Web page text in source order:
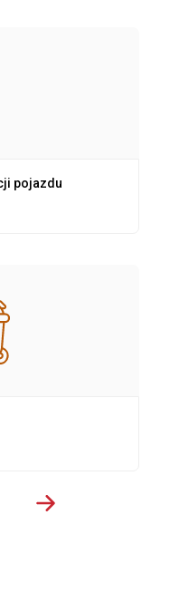
pojazdu